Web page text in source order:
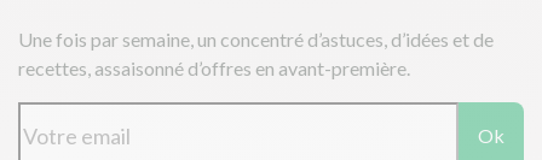
Une fois par semaine, un concentré d’astuces, d’idées et de
recettes, assaisonné d’offres en avant-première.
Ok